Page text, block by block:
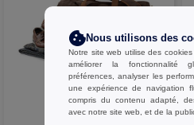
W1
Nous utilisons des
Notre site web utilise des
améliorer la fonctionnalité
préférences, analyser les
une expérience de navigation
compris du contenu adapté,
avec notre site web, et de la